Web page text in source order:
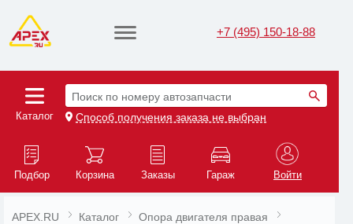
+7 (495) 150-18-88
Каталог
Поиск по номеру автозапчасти
Способ получения заказа не выбран
Подбор Корзина Заказы Гараж Войти
APEX.RU Каталог
Опора двигателя правая